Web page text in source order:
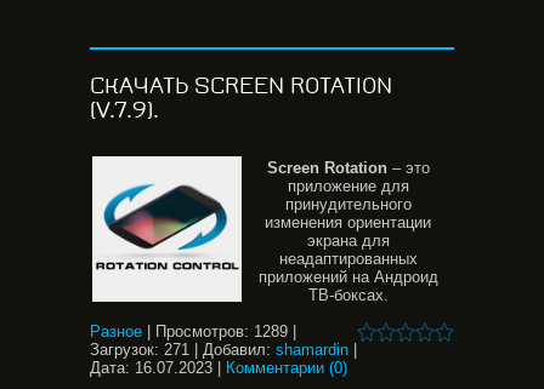
СКАЧАТЬ SCREEN ROTATION
(V.7.9).
Screen Rotation– это
приложение для
принудительного
изменения ориентации
экрана для
неадаптированных
приложений на Андроид
ТВ-боксах.
Разное
Просмотров: 1289
Загрузок: 271 Добавил: shamardin
Дата: 16.07.2023 Комментарии (0)